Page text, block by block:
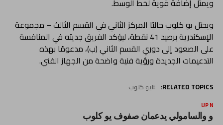
ويمثل إضافة قوية لخط الوسط.
ويحتل يو كلوب حاليًا المركز الثاني في القسم الثالث – مجموعة
الإسكندرية برصيد 41 نقطة، ليؤكد الفريق جديته في المنافسة
على الصعود إلى دوري القسم الثاني (ب)، مدعومًا بهذه
التدعيمات الجديدة ورؤية فنية واضحة من الجهاز الفني.
RELATED TOPICS: يو كلوب
UP
والسامولي يدعمان صفوف يو كلوب